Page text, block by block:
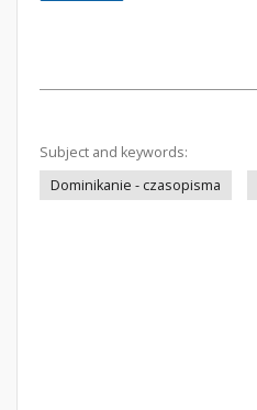
Subject and keywords:
Dominikanie - czasopisma